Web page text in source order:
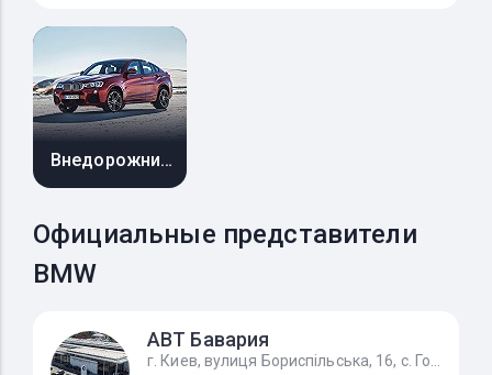
Внедорожник 5 дв.
Официальные представители
BMW
АВТ Бавария